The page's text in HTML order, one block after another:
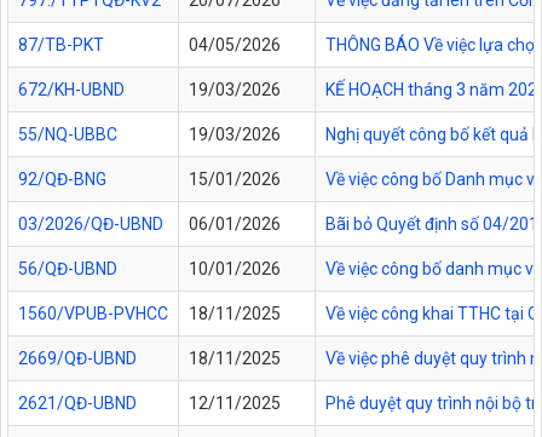
87/TB-PKT 04/05/2026 THÔNG BÁO Về việc lựa
672/KH-UBND 19/03/2026 KẾ HOẠCH tháng 3 năm
55/NQ-UBBC 19/03/2026 Nghị quyết công bố kết quả
92/QĐ-BNG 15/01/2026 Về việc công bố Danh mục
03/2026/QĐ-UBND 06/01/2026 Bãi bỏ Quyết định số 04/
56/QĐ-UBND 10/01/2026 Về việc công bố danh mục
1560/VPUB-PVHCC 18/11/2025 Về việc công khai TTHC tại
2669/QĐ-UBND 18/11/2025 Về việc phê duyệt quy trình
2621/QĐ-UBND 12/11/2025 Phê duyệt quy trình nội bộ